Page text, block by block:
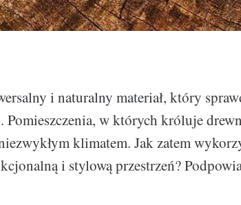
i naturalny materiał, który
w których króluje
klimatem. Jak zatem
i stylową przestrzeń?